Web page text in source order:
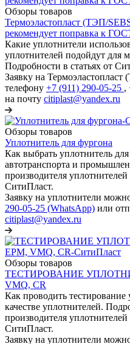
Обзоры товаров
Термоэластопласт (ТЭП/
рекомендует поправка к
Какие уплотнители
уплотнителей подойдут для
Подробности в статьях от
Заявку на
телефону +7 (911) 290-05-25 ,
на почту citiplast@yandex.ru
Обзоры товаров
Уплотнитель для фургона
Как выбрать уплотнитель
автотранспорта и
производителя
СитиПласт.
Заявку на уплотнители
290-05-25 (WhatsApp) или
citiplast@yandex.ru
Обзоры товаров
ТЕСТИРОВАНИЕ
VMQ, CR
Как проводить тестирование
качестве уплотнителей.
производителя
СитиПласт.
Заявку на уплотнители